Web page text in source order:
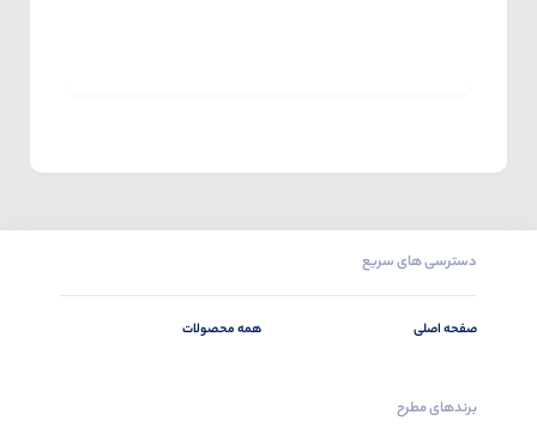
دسترسی های سریع
صفحه اصلی همه محصولات
برندهای مطرح